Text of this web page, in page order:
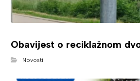
Obavijest o reciklažnom
Novosti